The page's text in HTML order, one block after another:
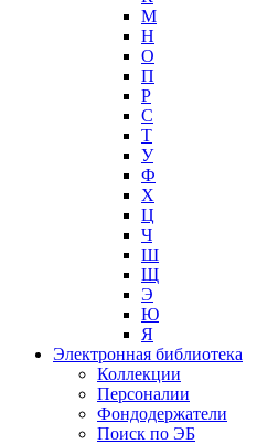
М
Н
О
П
Р
С
Т
У
Ф
Х
Ц
Ч
Ш
Щ
Э
Ю
Я
Электронная библиотека
Коллекции
Персоналии
Фондодержатели
Поиск по ЭБ